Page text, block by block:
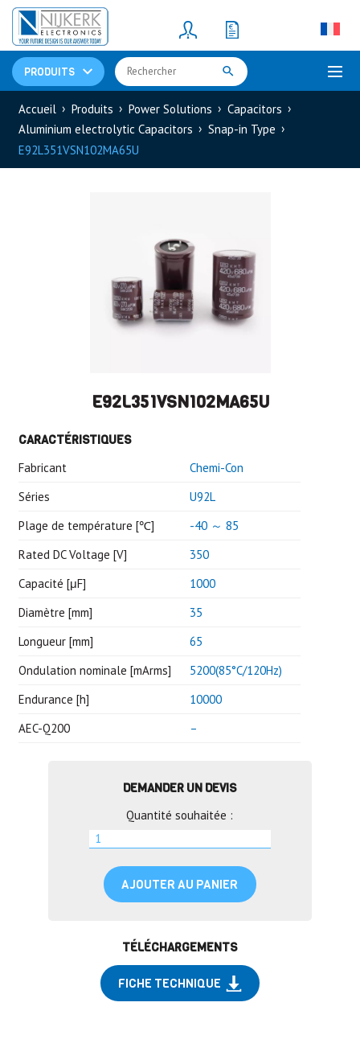
PRODUITS
Resistors(781)
Shunt Resistor
Accueil Produits Power Solutions
Capacitors
Aluminium electrolytic Capacitors
Snap-in Type
E92L351VSN102MA65U
E92L351VSN102MA65U
CARACTÉRISTIQUES
Fabricant
Chemi-Con
Séries
U92L
Plage de température [℃]
-40 ～ 85
Rated DC Voltage [V]
350
Capacité [μF]
1000
Diamètre [mm]
35
Longueur [mm]
65
Ondulation nominale [mArms]
5200(85°C/120Hz)
Endurance [h]
10000
AEC-Q200
–
DEMANDER UN DEVIS
Quantité souhaitée :
AJOUTER AU PANIER
TÉLÉCHARGEMENTS
FICHE TECHNIQUE